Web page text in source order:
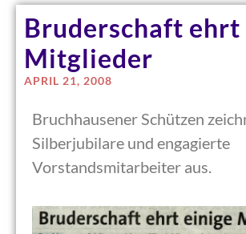
Bruderschaft ehrt
Mitglieder
APRIL 21, 2008
Bruchhausener Schützen
Silberjubilare und engagierte
Vorstandsmitarbeiter aus.